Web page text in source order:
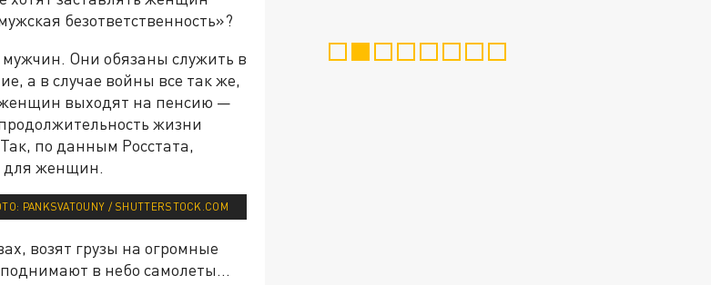
безответственность»?
Они обязаны служить в
а в случае войны все так же,
выходят на пенсию —
жизни
по данным Росстата,
для женщин.
PANKSVATOUNY / SHUTTERSTOCK.COM
возят грузы на огромные
в небо самолеты...